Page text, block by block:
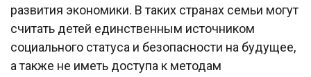
развития экономики. В таких странах семьи могут
считать детей единственным источником
социального статуса и безопасности на будущее,
а также не иметь доступа к методам